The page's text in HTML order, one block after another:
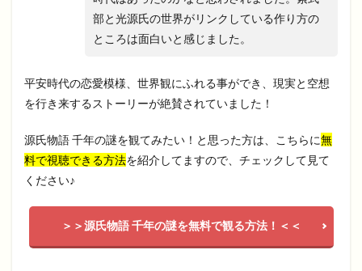
部と光源氏の世界がリンクしている作り方の
ところは面白いと感じました。
平安時代の恋愛模様、世界観にふれる事ができ、現実と空想
を行き来するストーリーが絶賛されていました！
源氏物語 千年の謎を観てみたい！と思った方は、こちらに無
料で視聴できる方法を紹介してますので、チェックして見て
ください♪
＞＞源氏物語 千年の謎を無料で観る方法！＜＜